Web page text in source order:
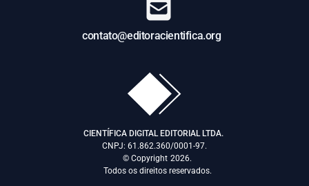
contato@editoracientifica.org
CIENTÍFICA DIGITAL EDITORIAL LTDA.
CNPJ: 61.862.360/0001-97.
© Copyright 2026.
Todos os direitos reservados.